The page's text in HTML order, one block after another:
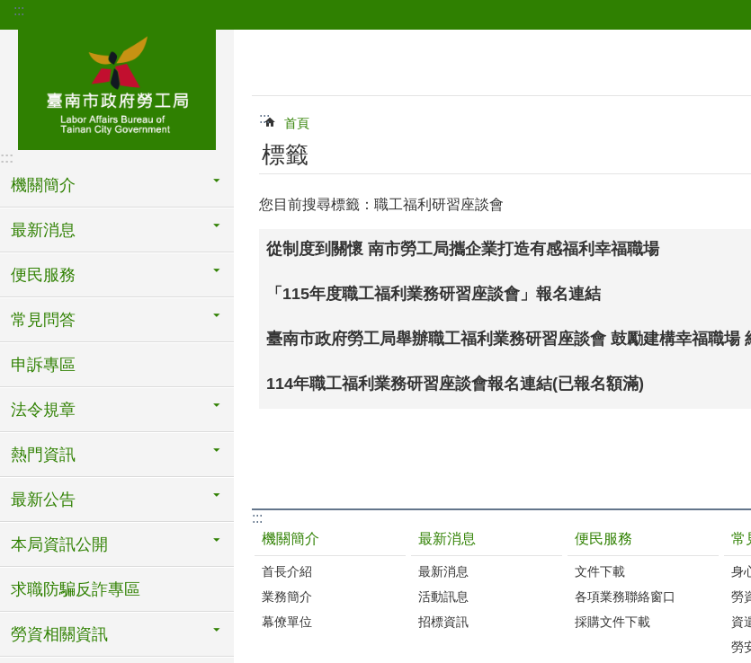
跳到主要內容區塊
:::
:::
機關簡介
最新消息
便民服務
常見問答
申訴專區
法令規章
熱門資訊
最新公告
本局資訊公開
求職防騙反詐專區
勞資相關資訊
::: 首頁
標籤
您目前搜尋標籤：職工福利研習座談會
從制度到關懷 南市勞工局攜企業打造有感福利幸福職場
「115年度職工福利業務研習座談會」報名連結
臺南市政府勞工局舉辦職工福利業務研習座談會 鼓勵建構幸福職場
114年職工福利業務研習座談會報名連結(已報名額滿)
:::
機關簡介
首長介紹
業務簡介
幕僚單位
最新消息
最新消息
活動訊息
招標資訊
便民服務
文件下載
各項業務聯絡窗口
採購文件下載
常
身
勞
資
勞